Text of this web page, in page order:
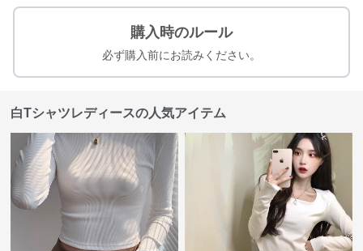
購入時のルール
必ず購入前にお読みください。
白Tシャツレディースの人気アイテム